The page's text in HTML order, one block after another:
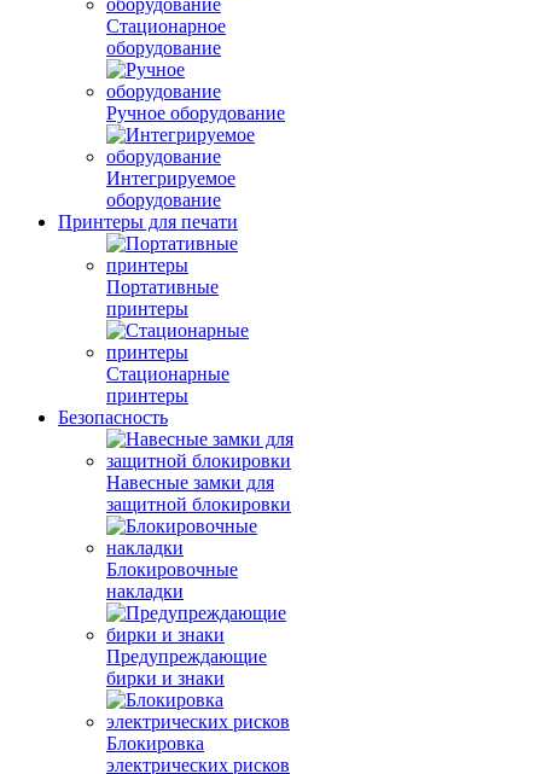
Стационарное
оборудование
Ручное оборудование
Интегрируемое
оборудование
Принтеры для печати
Портативные
принтеры
Стационарные
принтеры
Безопасность
Навесные замки для
защитной блокировки
Блокировочные
накладки
Предупреждающие
бирки и знаки
Блокировка
электрических рисков